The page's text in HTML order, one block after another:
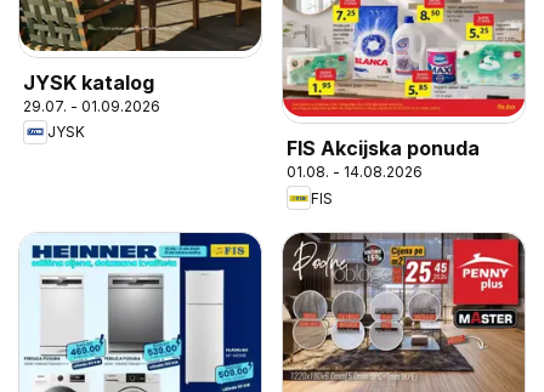
JYSK katalog
29.07. - 01.09.2026
JYSK
FIS Akcijska ponuda
01.08. - 14.08.2026
FIS